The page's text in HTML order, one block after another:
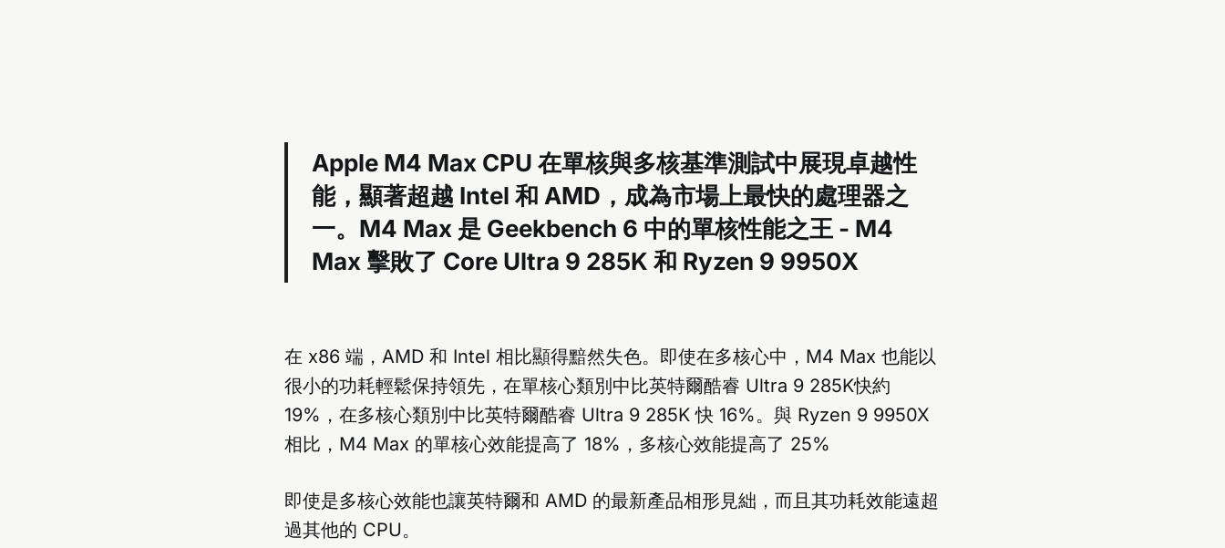
Apple M4 Max CPU 在單核與多核基準測試中展現卓越性
能，顯著超越 Intel 和 AMD，成為市場上最快的處理器之
一。M4 Max 是 Geekbench 6 中的單核性能之王 - M4
Max 擊敗了 Core Ultra 9 285K 和 Ryzen 9 9950X
在 x86 端，AMD 和 Intel 相比顯得黯然失色。即使在多核心中，M4 Max 也能以
很小的功耗輕鬆保持領先，在單核心類別中比英特爾酷睿 Ultra 9 285K快約
19%，在多核心類別中比英特爾酷睿 Ultra 9 285K 快 16%。與 Ryzen 9 9950X
相比，M4 Max 的單核心效能提高了 18%，多核心效能提高了 25%
即使是多核心效能也讓英特爾和 AMD 的最新產品相形見絀，而且其功耗效能遠超
過其他的 CPU。